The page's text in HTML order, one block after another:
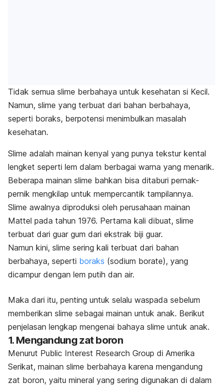
Tidak semua slime berbahaya untuk kesehatan si Kecil.
Namun, slime yang terbuat dari bahan berbahaya,
seperti boraks, berpotensi menimbulkan masalah
kesehatan.
Slime adalah mainan kenyal yang punya tekstur kental
lengket seperti lem dalam berbagai warna yang menarik.
Beberapa mainan slime bahkan bisa ditaburi pernak-
pernik mengkilap untuk mempercantik tampilannya.
Slime awalnya diproduksi oleh perusahaan mainan
Mattel pada tahun 1976. Pertama kali dibuat, slime
terbuat dari guar gum dari ekstrak biji guar.
Namun kini, slime sering kali terbuat dari bahan
berbahaya, seperti boraks (sodium borate), yang
dicampur dengan lem putih dan air.
Maka dari itu, penting untuk selalu waspada sebelum
memberikan slime sebagai mainan untuk anak. Berikut
penjelasan lengkap mengenai bahaya slime untuk anak.
1. Mengandung zat boron
Menurut Public Interest Research Group di Amerika
Serikat, mainan slime berbahaya karena mengandung
zat boron, yaitu mineral yang sering digunakan di dalam